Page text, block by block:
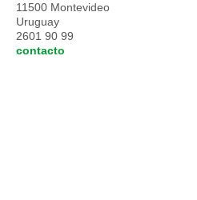
11500 Montevideo
Uruguay
2601 90 99
contacto